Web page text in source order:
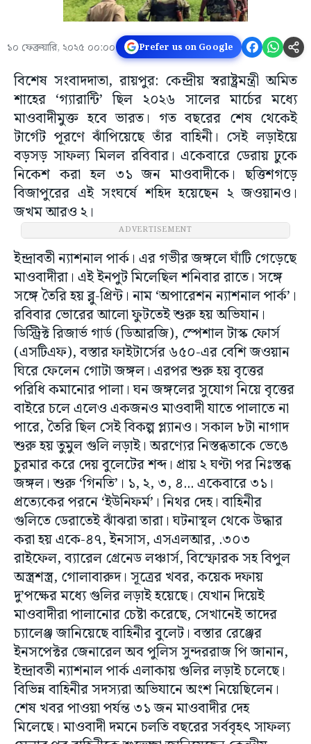
১০ ফেব্রুয়ারি, ২০২৫ ০০:০০ Prefer us on Google
বিশেষ সংবাদদাতা, রায়পুর: কেন্দ্রীয় স্বরাষ্ট্রমন্ত্রী অমিত
শাহের ‘গ্যারান্টি’ ছিল ২০২৬ সালের মার্চের মধ্যে
মাওবাদীমুক্ত হবে ভারত। গত বছরের শেষ থেকেই
টার্গেট পূরণে ঝাঁপিয়েছে তাঁর বাহিনী। সেই লড়াইয়ে
বড়সড় সাফল্য মিলল রবিবার। একেবারে ডেরায় ঢুকে
নিকেশ করা হল ৩১ জন মাওবাদীকে। ছত্তিশগড়ে
বিজাপুরের এই সংঘর্ষে শহিদ হয়েছেন ২ জওয়ানও।
জখম আরও ২।
ADVERTISEMENT
ইন্দ্রাবতী ন্যাশনাল পার্ক। এর গভীর জঙ্গলে ঘাঁটি গেড়েছে
মাওবাদীরা। এই ইনপুট মিলেছিল শনিবার রাতে। সঙ্গে
সঙ্গে তৈরি হয় ব্লু-প্রিন্ট। নাম ‘অপারেশন ন্যাশনাল পার্ক’।
রবিবার ভোরের আলো ফুটতেই শুরু হয় অভিযান।
ডিস্ট্রিক্ট রিজার্ভ গার্ড (ডিআরজি), স্পেশাল টাস্ক ফোর্স
(এসটিএফ), বস্তার ফাইটার্সের ৬৫০-এর বেশি জওয়ান
ঘিরে ফেলেন গোটা জঙ্গল। এরপর শুরু হয় বৃত্তের
পরিধি কমানোর পালা। ঘন জঙ্গলের সুযোগ নিয়ে বৃত্তের
বাইরে চলে এলেও একজনও মাওবাদী যাতে পালাতে না
পারে, তৈরি ছিল সেই বিকল্প প্ল্যানও। সকাল ৮টা নাগাদ
শুরু হয় তুমুল গুলি লড়াই। অরণ্যের নিস্তব্ধতাকে ভেঙে
চুরমার করে দেয় বুলেটের শব্দ। প্রায় ২ ঘণ্টা পর নিঃস্তব্ধ
জঙ্গল। শুরু ‘গিনতি’। ১, ২, ৩, ৪... একেবারে ৩১।
প্রত্যেকের পরনে ‘ইউনিফর্ম’। নিথর দেহ। বাহিনীর
গুলিতে ডেরাতেই ঝাঁঝরা তারা। ঘটনাস্থল থেকে উদ্ধার
করা হয় একে-৪৭, ইনসাস, এসএলআর, .৩০৩
রাইফেল, ব্যারেল গ্রেনেড লঞ্চার্স, বিস্ফোরক সহ বিপুল
অস্ত্রশস্ত্র, গোলাবারুদ। সূত্রের খবর, কয়েক দফায়
দু’পক্ষের মধ্যে গুলির লড়াই হয়েছে। যেখান দিয়েই
মাওবাদীরা পালানোর চেষ্টা করেছে, সেখানেই তাদের
চ্যালেঞ্জ জানিয়েছে বাহিনীর বুলেট। বস্তার রেঞ্জের
ইনসপেক্টর জেনারেল অব পুলিস সুন্দররাজ পি জানান,
ইন্দ্রাবতী ন্যাশনাল পার্ক এলাকায় গুলির লড়াই চলেছে।
বিভিন্ন বাহিনীর সদস্যরা অভিযানে অংশ নিয়েছিলেন।
শেষ খবর পাওয়া পর্যন্ত ৩১ জন মাওবাদীর দেহ
মিলেছে। মাওবাদী দমনে চলতি বছরের সর্ববৃহৎ সাফল্য